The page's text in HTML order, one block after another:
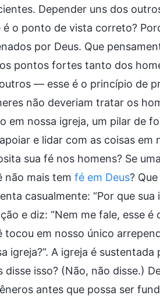
Depender uns dos
é o ponto de vista correto?
por Deus. Que
pontos fortes tanto dos
— esse é o princípio de
não deveriam tratar os
em nossa igreja, um pilar de
e lidar com as coisas em
sua fé nos homens? Se
não mais tem fé em Deus?
casualmente: “Por que
e diz: “Nem me fale, esse
tocou em nosso único
igreja?”. A igreja é
disse isso? (Não, não disse.)
antes que possa ser